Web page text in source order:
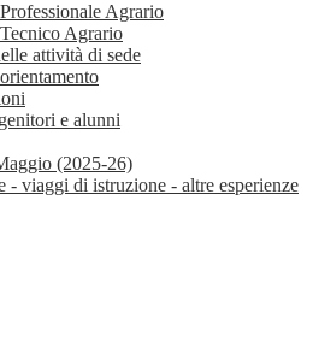
Agrario
Agrario
attività di sede
e alunni
(2025-26)
- viaggi di istruzione - altre esperienze